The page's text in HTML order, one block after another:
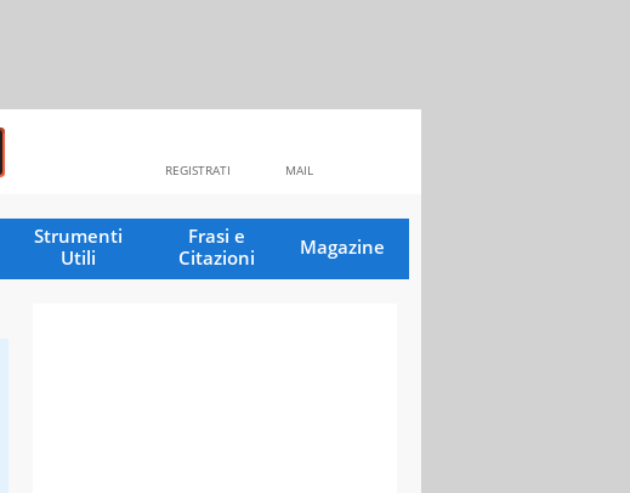
MAIL
REGISTRATI
Strumenti
Utili
Frasi e
Citazioni
Magazine